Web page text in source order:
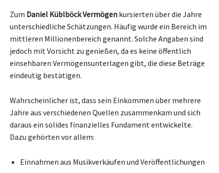
Zum Daniel Küblböck Vermögen kursierten über die Jahre
unterschiedliche Schätzungen. Häufig wurde ein Bereich im
mittleren Millionenbereich genannt. Solche Angaben sind
jedoch mit Vorsicht zu genießen, da es keine öffentlich
einsehbaren Vermögensunterlagen gibt, die diese Beträge
eindeutig bestätigen.
Wahrscheinlicher ist, dass sein Einkommen über mehrere
Jahre aus verschiedenen Quellen zusammenkam und sich
daraus ein solides finanzielles Fundament entwickelte.
Dazu gehörten vor allem:
Einnahmen aus Musikverkäufen und Veröffentlichungen